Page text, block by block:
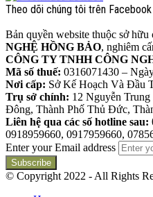
Theo dõi chúng tôi trên Facebook
Bản quyền website thuộc sở hữu
NGHỆ HỒNG BẢO, nghiêm
CÔNG TY TNHH CÔNG
Mã số thuế: 0316071430 –
Nơi cấp: Sở Kế Hoạch Và Đầu
Trụ sở chính: 12 Nguyễn
Đông, Thành Phố Thủ Đức,
Liên hệ qua các số hotline sau:
0918959660, 0917959660,
Enter your Email address
© Copyright 2022 - All Rights